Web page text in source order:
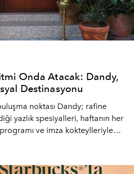
Onda Atacak: Dandy,
Destinasyonu
noktası Dandy; rafine
yazlık spesiyalleri, haftanın her
ve imza kokteylleriyle
mekan; gurme lezzetleri, iyi